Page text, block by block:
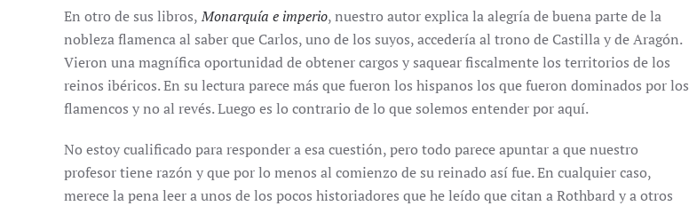
En otro de sus libros,Monarquía e imperio, nuestro autor explica la alegría de buena parte de la
nobleza flamenca al saber que Carlos, uno de los suyos, accedería al trono de Castilla y de Aragón.
Vieron una magnífica oportunidad de obtener cargos y saquear fiscalmente los territorios de los
reinos ibéricos. En su lectura parece más que fueron los hispanos los que fueron dominados por los
flamencos y no al revés. Luego es lo contrario de lo que solemos entender por aquí.
No estoy cualificado para responder a esa cuestión, pero todo parece apuntar a que nuestro
profesor tiene razón y que por lo menos al comienzo de su reinado así fue. En cualquier caso,
merece la pena leer a unos de los pocos historiadores que he leído que citan a Rothbard y a otros